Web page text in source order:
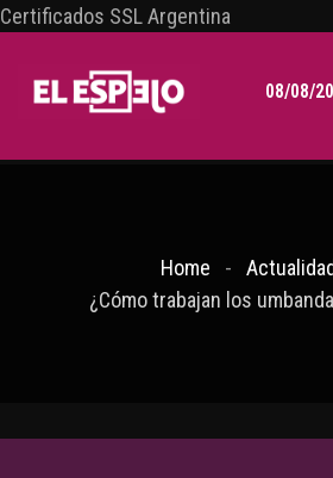
Certificados SSL Argentina
08/08/
Home
Actualidad
¿Cómo trabajan los